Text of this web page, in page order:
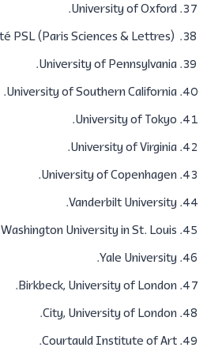
University of Oxford.
(Université PSL (Paris Sciences & Lettres.
​University of Pennsylvania.
University of Southern California.
​University of Tokyo.
University of Virginia.
​University of Copenhagen.
​Vanderbilt University.
Washington University in St. Louis.
Yale University.
​Birkbeck, University of London.
City, University of London.
Courtauld Institute of Art.